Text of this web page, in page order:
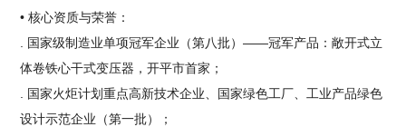
• 核心资质与荣誉：
. 国家级制造业单项冠军企业（第八批）——冠军产品：敞开式立
体卷铁心干式变压器，开平市首家；
. 国家火炬计划重点高新技术企业、国家绿色工厂、工业产品绿色
设计示范企业（第一批）；